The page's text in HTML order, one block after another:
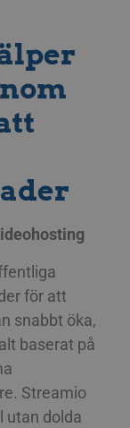
för att
snabbt öka,
baserat på
Streamio
utan dolda